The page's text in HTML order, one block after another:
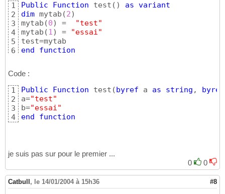
1
2
3
4
5
6
Public Function test ( ) as variant
dim mytab (2)
mytab (0) =
"test"
mytab (1) =
"essai"
end
function
Code :
1
2
3
4
Public Function test ( byref a as string , byref
a="test"
b="essai"
end
function
je suis pas sur pour le premier ...
0
0
Catbull , le 14/01/2004 à 15h36 #8